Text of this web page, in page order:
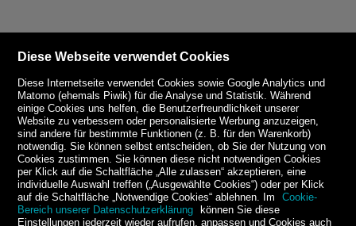
Diese Webseite verwendet Cookies
Diese Internetseite verwendet Cookies sowie Google Analytics und
Matomo (ehemals Piwik) für die Analyse und Statistik. Während
einige Cookies uns helfen, die Benutzerfreundlichkeit unserer
Website zu verbessern oder personalisierte Werbung anzuzeigen,
sind andere für bestimmte Funktionen (z. B. für den Warenkorb)
notwendig. Sie können selbst entscheiden, ob Sie der Nutzung von
Cookies zustimmen. Sie können diese nicht notwendigen Cookies
per Klick auf die Schaltfläche „Alle zulassen“ akzeptieren, eine
individuelle Auswahl treffen („Ausgewählte Cookies“) oder per Klick
auf die Schaltfläche „Notwendige Cookies“ ablehnen. Im
Cookie-
Bereich unserer Datenschutzerklärung können Sie diese
Einstellungen jederzeit wieder aufrufen, anpassen und Cookies auch